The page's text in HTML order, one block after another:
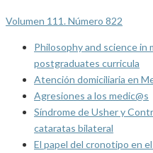
Volumen 111. Número 822
Philosophy and science in
postgraduates curricula
Atención domiciliaria en
Agresiones a los medic@s
Síndrome de Usher y
cataratas bilateral
El papel del cronotipo en